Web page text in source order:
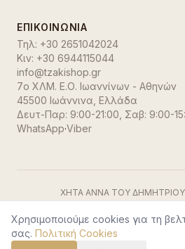
ΕΠΙΚΟΙΝΩΝΊΑ
Τηλ: +30 2651042024
Κιν: +30 6944115044
info@tzakishop.gr
7ο ΧΛΜ. Ε.Ο. Ιωαννίνων - Αθηνών
45500 Ιωάννινα Ελλάδα
Δευτ-Παρ: 9:00-21:00, Σαβ: 9:00-
WhatsApp·Viber
ΧΗΤΑ ΑΝΝΑ ΤΟΥ ΔΗΜΗΤΡΙΟΥ
ΓΕΜΗ:191500729000
Visa· Mastercard·
©2026TzakiShop. Όλα τα
Χρησιμοποιούμε cookies για τη
σας. Πολιτική Cookies